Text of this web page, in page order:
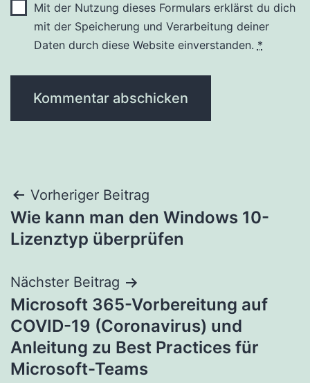
Mit der Nutzung dieses Formulars erklärst du dich
mit der Speicherung und Verarbeitung deiner
Daten durch diese Website einverstanden. *
Beitragsnavigation
Vorheriger Beitrag
Wie kann man den Windows 10-
Lizenztyp überprüfen
Nächster Beitrag
Microsoft 365-Vorbereitung auf
COVID-19 (Coronavirus) und
Anleitung zu Best Practices für
Microsoft-Teams